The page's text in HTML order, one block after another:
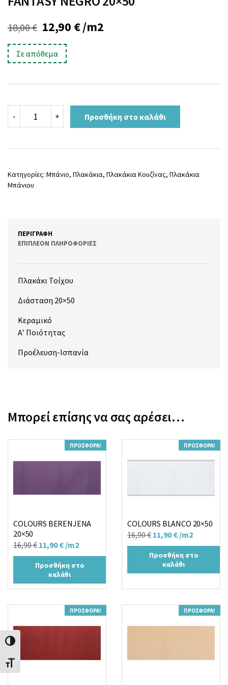
Εναλλαγή Υψηλής Αντίθεσης
Εναλλαγή Μεγέθους Γραμμάτων
18,00€ Original
price
was:
18,00 €.
12,90 €Η
είναι:
/m2
Σε απόθεμα
-
NEGRO
20x50
+ Προσθήκη στο καλάθι
Κατηγορίες: Μπάνιο, Πλακάκια, Πλακάκια Κουζίνας, Πλακάκια
Μπάνιου
ΠΕΡΙΓΡΑΦΉ
ΕΠΙΠΛΈΟΝ ΠΛΗΡΟΦΟΡΊΕΣ
Πλακάκι Τοίχου
Διάσταση 20×50
Κεραμικό
Α’ Ποιότητας
Προέλευση-Ισπανία
Μπορεί επίσης να σας αρέσει…
ΠΡΟΣΦΟΡΆ!
COLOURS BERENJENA
20×50
16,90€ Original
price
was:
16,90 €.
11,90€Η
τρέχουσα
τιμή
είναι:
/m2
Προσθήκη στο
καλάθι
ΠΡΟΣΦΟΡΆ!
COLOURS BLANCO 20×50
16,90€ Original
price
was:
16,90 €.
11,90€Η
τρέχουσα
τιμή
είναι:
/m2
Προσθήκη στο
καλάθι
ΠΡΟΣΦΟΡΆ! ΠΡΟΣΦΟΡΆ!